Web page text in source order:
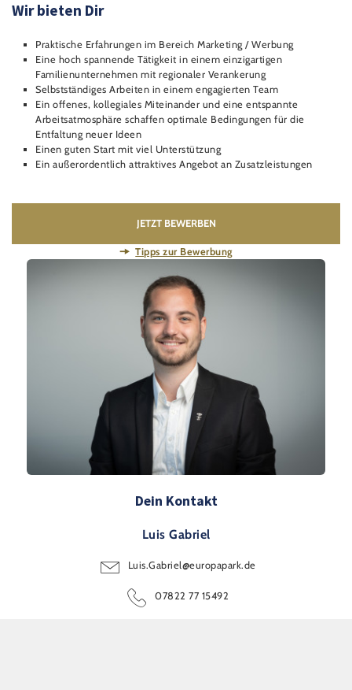
Wir bieten Dir
Praktische Erfahrungen im Bereich Marketing / Werbung
Eine hoch spannende Tätigkeit in einem einzigartigen
Familienunternehmen mit regionaler Verankerung
Selbstständiges Arbeiten in einem engagierten Team
Ein offenes, kollegiales Miteinander und eine entspannte
Arbeitsatmosphäre schaffen optimale Bedingungen für die
Entfaltung neuer Ideen
Einen guten Start mit viel Unterstützung
Ein außerordentlich attraktives Angebot an Zusatzleistungen
JETZT BEWERBEN
Dein Kontakt
Luis Gabriel
Luis.Gabriel@europapark.de
07822 77 15492
Tipps zur Bewerbung